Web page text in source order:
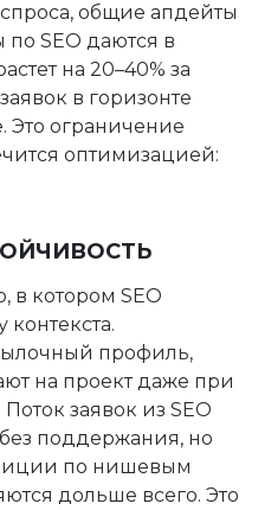
общие апдейты
SEO даются в
на 20–40% за
в горизонте
Это ограничение
оптимизацией:
в котором SEO
профиль,
на проект даже при
заявок из SEO
поддержания, но
по нишевым
дольше всего. Это